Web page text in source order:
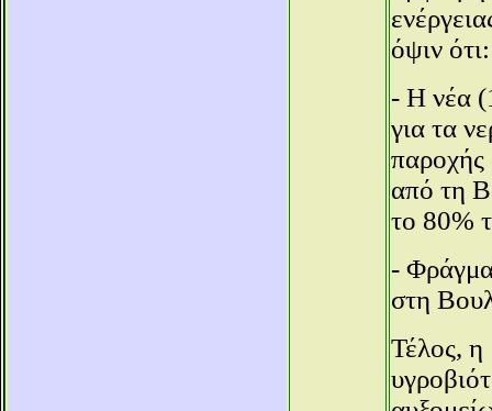
όψιν ότι:
- Η νέα
για τα
παροχής
από τη
το 80%
-
στη
Τέλος, η